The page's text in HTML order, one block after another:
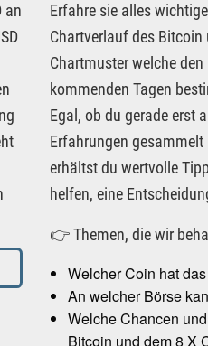
an
Erfahre sie alles
Chartverlauf des
Chartmuster welche
kommenden Tagen
Egal, ob du gerade erst
Erfahrungen
erhältst du wertvolle
helfen, eine
👉 Themen, die wir
Welcher Coin hat
An welcher Börse
Welche Chancen
Bitcoin und dem 8 X